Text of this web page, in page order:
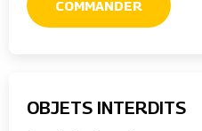
COMMANDER
OBJETS INTERDITS